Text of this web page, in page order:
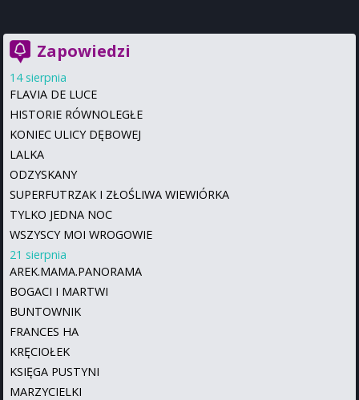
Zapowiedzi
14 sierpnia
FLAVIA DE LUCE
HISTORIE RÓWNOLEGŁE
KONIEC ULICY DĘBOWEJ
LALKA
ODZYSKANY
SUPERFUTRZAK I ZŁOŚLIWA WIEWIÓRKA
TYLKO JEDNA NOC
WSZYSCY MOI WROGOWIE
21 sierpnia
AREK.MAMA.PANORAMA
BOGACI I MARTWI
BUNTOWNIK
FRANCES HA
KRĘCIOŁEK
KSIĘGA PUSTYNI
MARZYCIELKI